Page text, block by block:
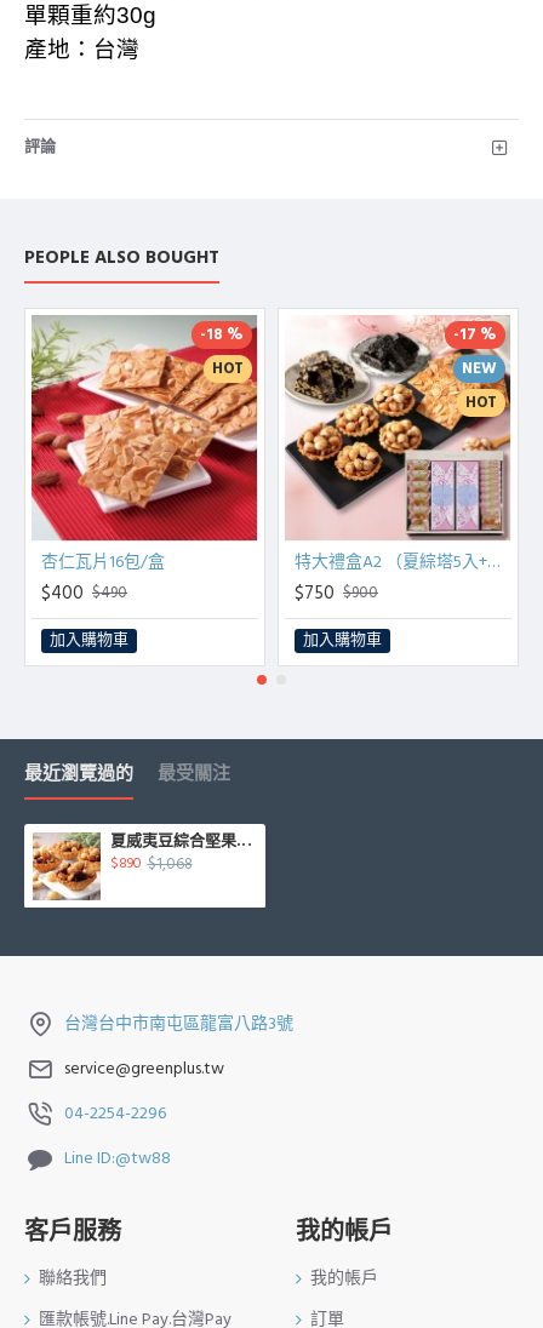
單顆重約30g
產地：台灣
評論
PEOPLE ALSO BOUGHT
HOT
-18 %
杏仁瓦片16包/盒
$400 $490
加入購物車
NEW
HOT
-17 %
特大禮盒A2 （夏綜塔5入+杏仁瓦片8入+核桃糕200g+芝麻糕240g）
$750 $900
加入購物車
最近瀏覽過的 最受關注
夏威夷豆綜合堅果塔20入/盒
$890 $1,068
台灣台中市南屯區龍富八路3號
service@greenplus.tw
04-2254-2296
Line ID:@tw88
客戶服務
聯絡我們
匯款帳號.Line Pay.台灣Pay
我的帳戶
我的帳戶
訂單